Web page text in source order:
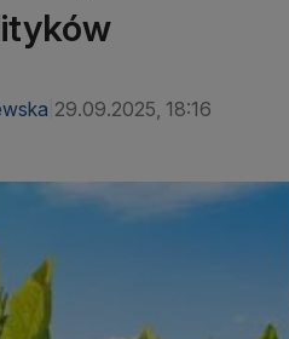
29.09.2025, 18:16